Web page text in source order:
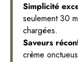
Simplicité
seulement 30
chargées.
Saveurs
crème